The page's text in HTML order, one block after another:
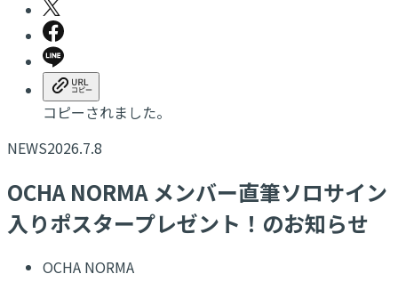
コピーされました。
NEWS2026.7.8
OCHA NORMA メンバー直筆ソロサイン
入りポスタープレゼント！のお知らせ
OCHA NORMA